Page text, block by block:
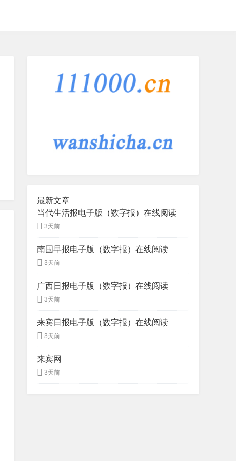
最新文章
当代生活报电子版（数字报）在线阅读
3天前
南国早报电子版（数字报）在线阅读
3天前
广西日报电子版（数字报）在线阅读
3天前
来宾日报电子版（数字报）在线阅读
3天前
来宾网
3天前